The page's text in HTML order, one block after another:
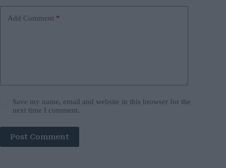
Add Comment *
Save my name, email and website in this browser for the
next time I comment.
Post Comment